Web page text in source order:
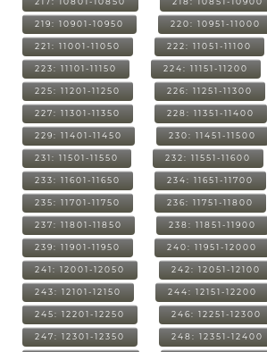
219: 10901-10950 220: 10951-11000
221: 11001-11050 222: 11051-11100
223: 11101-11150 224: 11151-11200
225: 11201-11250 226: 11251-11300
227: 11301-11350 228: 11351-11400
229: 11401-11450 230: 11451-11500
231: 11501-11550 232: 11551-11600
233: 11601-11650 234: 11651-11700
235: 11701-11750 236: 11751-11800
237: 11801-11850 238: 11851-11900
239: 11901-11950 240: 11951-12000
241: 12001-12050 242: 12051-12100
243: 12101-12150 244: 12151-12200
245: 12201-12250 246: 12251-12300
247: 12301-12350 248: 12351-12400